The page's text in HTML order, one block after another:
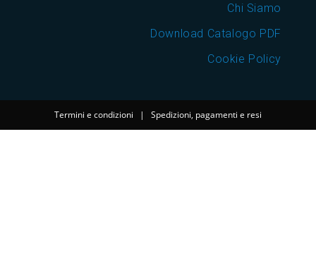
Chi Siamo
Download Catalogo PDF
Cookie Policy
Termini e condizioni | Spedizioni, pagamenti e resi